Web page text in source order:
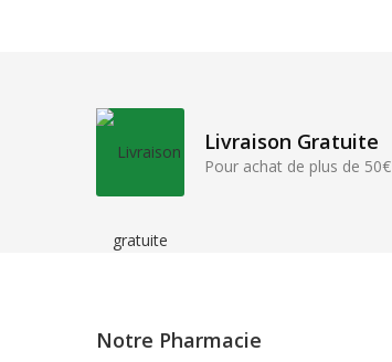
Livraison Gratuite
Pour achat de plus de 50€
Notre Pharmacie